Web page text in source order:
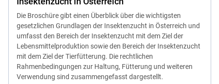
Die Broschüre gibt einen Überblick über die wichtigsten
gesetzlichen Grundlagen der Insektenzucht in Österreich und
umfasst den Bereich der Insektenzucht mit dem Ziel der
Lebensmittelproduktion sowie den Bereich der Insektenzucht
mit dem Ziel der Tierfütterung. Die rechtlichen
Rahmenbedingungen zur Haltung, Fütterung und weiteren
Verwendung sind zusammengefasst dargestellt.